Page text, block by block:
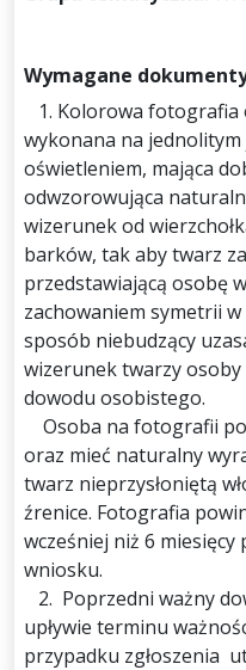
Wymagane
1. Kolorowa fotografia
wykonana na
oświetleniem, mająca
odwzorowująca
wizerunek od
barków, tak aby twarz
przedstawiającą osobę
zachowaniem symetrii
sposób niebudzący
wizerunek twarzy osoby
dowodu osobistego.
Osoba na fotografii
oraz mieć naturalny
twarz nieprzysłoniętą
źrenice. Fotografia
wcześniej niż 6 miesięcy
wniosku.
2. Poprzedni ważny
upływie terminu
przypadku zgłoszenia